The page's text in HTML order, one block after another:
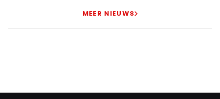
11 maart 2024 14:57
MEER NIEUWS